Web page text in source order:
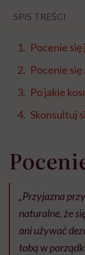
SPIS TREŚCI
Pocenie
Pocenie się
Po jakie
Skonsultuj
„Przyjazna
naturalne, że
ani używać
tobą w